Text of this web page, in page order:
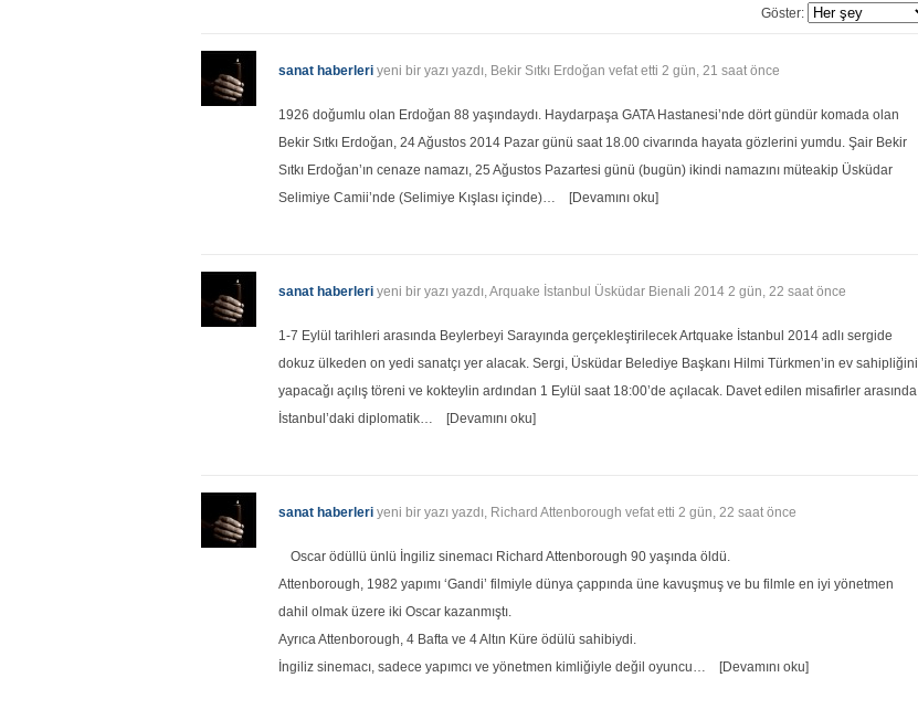
Göster:
sanat haberleri yeni bir yazı yazdı, Bekir Sıtkı Erdoğan vefat etti 2 gün, 21 saat önce
1926 doğumlu olan Erdoğan 88 yaşındaydı. Haydarpaşa GATA Hastanesi’nde dört gündür komada olan
Bekir Sıtkı Erdoğan, 24 Ağustos 2014 Pazar günü saat 18.00 civarında hayata gözlerini yumdu. Şair Bekir
Sıtkı Erdoğan’ın cenaze namazı, 25 Ağustos Pazartesi günü (bugün) ikindi namazını müteakip Üsküdar
Selimiye Camii’nde (Selimiye Kışlası içinde)…
[Devamını oku]
sanat haberleri yeni bir yazı yazdı, Arquake İstanbul Üsküdar Bienali 2014 2 gün, 22 saat önce
1-7 Eylül tarihleri arasında Beylerbeyi Sarayında gerçekleştirilecek Artquake İstanbul 2014 adlı sergide
dokuz ülkeden on yedi sanatçı yer alacak. Sergi, Üsküdar Belediye Başkanı Hilmi Türkmen’in ev sahipliğini
yapacağı açılış töreni ve kokteylin ardından 1 Eylül saat 18:00’de açılacak. Davet edilen misafirler arasında
İstanbul’daki diplomatik…
[Devamını oku]
sanat haberleri yeni bir yazı yazdı, Richard Attenborough vefat etti 2 gün, 22 saat önce
Oscar ödüllü ünlü İngiliz sinemacı Richard Attenborough 90 yaşında öldü.
Attenborough, 1982 yapımı ‘Gandi’ filmiyle dünya çappında üne kavuşmuş ve bu filmle en iyi yönetmen
dahil olmak üzere iki Oscar kazanmıştı.
Ayrıca Attenborough, 4 Bafta ve 4 Altın Küre ödülü sahibiydi.
İngiliz sinemacı, sadece yapımcı ve yönetmen kimliğiyle değil oyuncu…
[Devamını oku]